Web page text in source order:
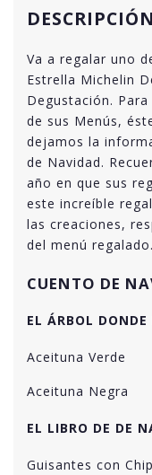
DESCRIPCIÓN
Va a regalar uno
Estrella Michelin
Degustación.
de sus Menús,
dejamos la
de Navidad.
año en que sus
este increíble
las creaciones,
del menú regalado.
CUENTO DE
EL ÁRBOL
Aceituna Verde
Aceituna Negra
EL LIBRO DE DE
Guisantes con